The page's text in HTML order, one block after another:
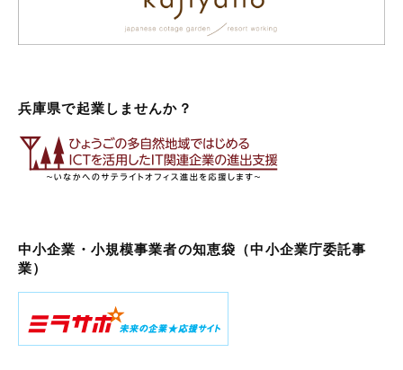
兵庫県で起業しませんか？
中小企業・小規模事業者の知恵袋（中小企業庁委託事
業）